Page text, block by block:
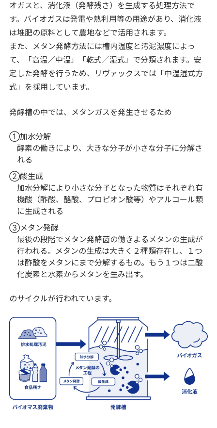
オガスと、消化液（発酵残さ）を生成する処理方法で
す。バイオガスは発電や熱利用等の用途があり、消化液
は堆肥の原料として農地などで活用されます。
また、メタン発酵方法には槽内温度と汚泥濃度によっ
て、「高温／中温」「乾式／湿式」で分類されます。安
定した発酵を行うため、リヴァックスでは「中温湿式方
式」を採用しています。
発酵槽の中では、メタンガスを発生させるため
①加水分解
酵素の働きにより、大きな分子が小さな分子に分解さ
れる
②酸生成
加水分解により小さな分子となった物質はそれぞれ有
機酸（酢酸、酪酸、プロピオン酸等）やアルコール類
に生成される
③メタン発酵
最後の段階でメタン発酵菌の働きよるメタンの生成が
行われる。メタンの生成は大きく２種類存在し、１つ
は酢酸をメタンにまで分解するもの。もう１つは二酸
化炭素と水素からメタンを生み出す。
のサイクルが行われています。